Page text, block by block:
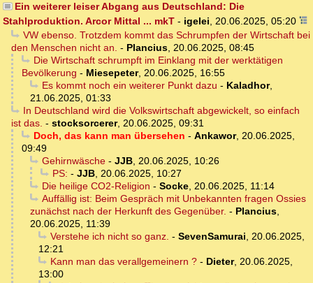
Ein weiterer leiser Abgang aus Deutschland: Die
Stahlproduktion. Arcor Mittal ... mkT - igelei, 20.06.2025, 05:20
VW ebenso. Trotzdem kommt das Schrumpfen der Wirtschaft bei
den Menschen nicht an. - Plancius, 20.06.2025, 08:45
Die Wirtschaft schrumpft im Einklang mit der werktätigen
Bevölkerung - Miesepeter, 20.06.2025, 16:55
Es kommt noch ein weiterer Punkt dazu - Kaladhor,
21.06.2025, 01:33
In Deutschland wird die Volkswirtschaft abgewickelt, so einfach
ist das. - stocksorcerer, 20.06.2025, 09:31
Doch, das kann man übersehen - Ankawor, 20.06.2025,
09:49
Gehirnwäsche- JJB, 20.06.2025, 10:26
PS: - JJB, 20.06.2025, 10:27
Die heilige CO2-Religion - Socke, 20.06.2025, 11:14
Auffällig ist: Beim Gespräch mit Unbekannten fragen Ossies
zunächst nach der Herkunft des Gegenüber. - Plancius,
20.06.2025, 11:39
Verstehe ich nicht so ganz. - SevenSamurai, 20.06.2025,
12:21
Kann man das verallgemeinern ?- Dieter, 20.06.2025,
13:00